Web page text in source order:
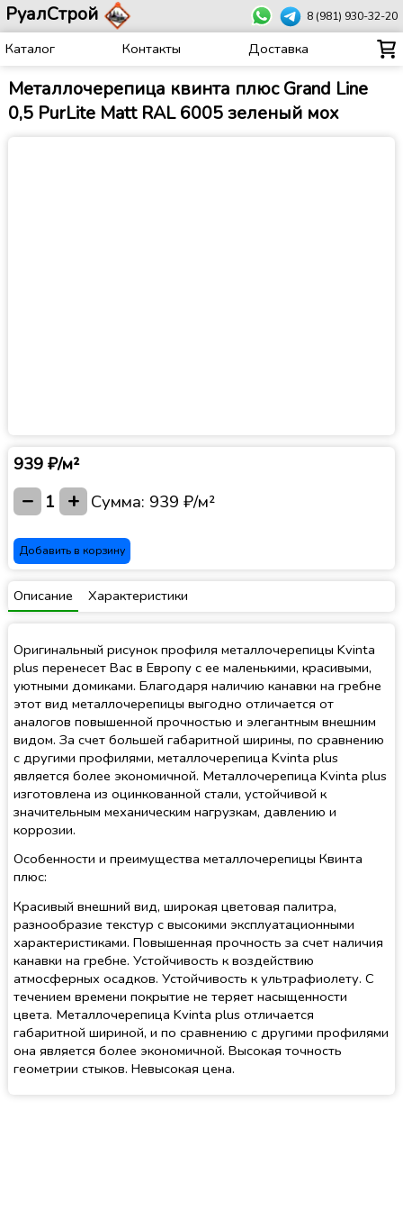
РуалСтрой 8 (981) 930-32-20
Каталог Контакты Доставка
Металлочерепица квинта плюс Grand Line
0,5 PurLite Matt RAL 6005 зеленый мох
939 ₽/м²
− 1 + Сумма: 939 ₽/м²
Добавить в корзину
Описание Характеристики
Оригинальный рисунок профиля металлочерепицы Kvinta
plus перенесет Вас в Европу с ее маленькими, красивыми,
уютными домиками. Благодаря наличию канавки на гребне
этот вид металлочерепицы выгодно отличается от
аналогов повышенной прочностью и элегантным внешним
видом. За счет большей габаритной ширины, по сравнению
с другими профилями, металлочерепица Kvinta plus
является более экономичной. Металлочерепица Kvinta plus
изготовлена из оцинкованной стали, устойчивой к
значительным механическим нагрузкам, давлению и
коррозии.
Особенности и преимущества металлочерепицы Квинта
плюс:
Красивый внешний вид, широкая цветовая палитра,
разнообразие текстур с высокими эксплуатационными
характеристиками. Повышенная прочность за счет наличия
канавки на гребне. Устойчивость к воздействию
атмосферных осадков. Устойчивость к ультрафиолету. С
течением времени покрытие не теряет насыщенности
цвета. Металлочерепица Kvinta plus отличается
габаритной шириной, и по сравнению с другими профилями
она является более экономичной. Высокая точность
геометрии стыков. Невысокая цена.